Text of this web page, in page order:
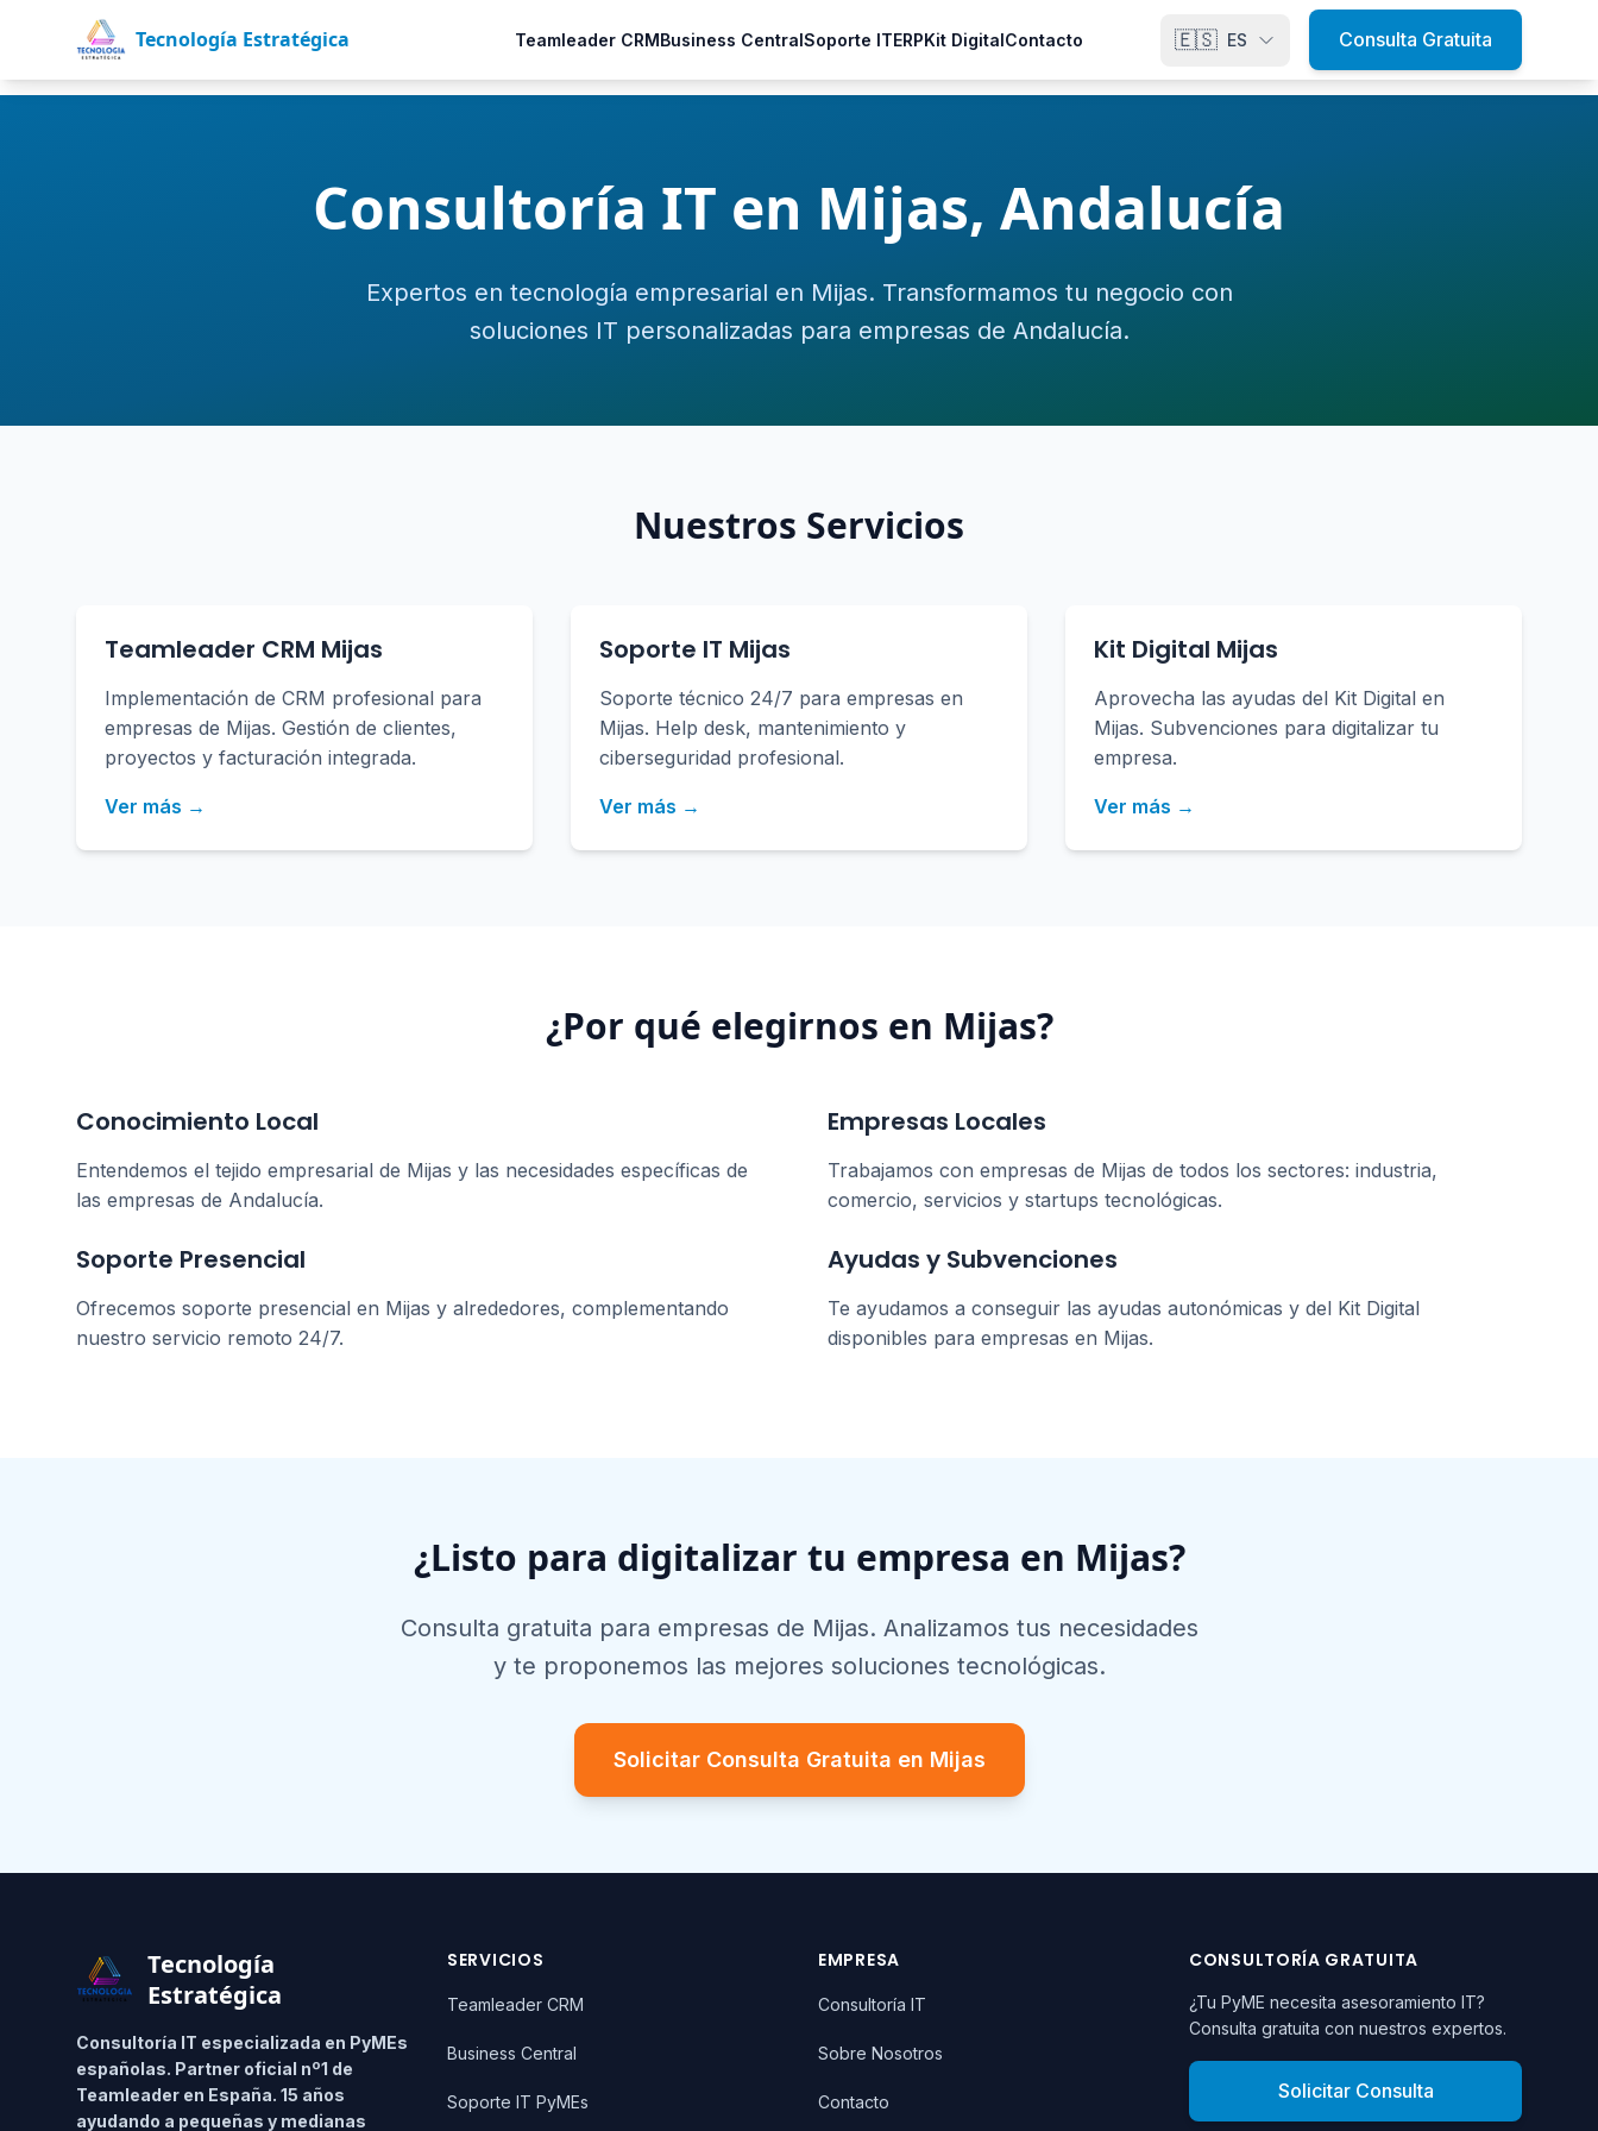
Tecnología Estratégica Teamleader CRMBusiness CentralSoporte ITERPKit DigitalContacto 🇪🇸 ES Consulta Gratuita
Consultoría IT en Mijas, Andalucía
Expertos en tecnología empresarial en Mijas. Transformamos tu negocio con
soluciones IT personalizadas para empresas de Andalucía.
Nuestros Servicios
Teamleader CRM Mijas
Implementación de CRM profesional para
empresas de Mijas. Gestión de clientes,
proyectos y facturación integrada.
Ver más →
Soporte IT Mijas
Soporte técnico 24/7 para empresas en
Mijas. Help desk, mantenimiento y
ciberseguridad profesional.
Ver más →
Kit Digital Mijas
Aprovecha las ayudas del Kit Digital en
Mijas. Subvenciones para digitalizar tu
empresa.
Ver más →
¿Por qué elegirnos en Mijas?
Conocimiento Local
Entendemos el tejido empresarial de Mijas y las necesidades específicas de
las empresas de Andalucía.
Soporte Presencial
Ofrecemos soporte presencial en Mijas y alrededores, complementando
nuestro servicio remoto 24/7.
Empresas Locales
Trabajamos con empresas de Mijas de todos los sectores: industria,
comercio, servicios y startups tecnológicas.
Ayudas y Subvenciones
Te ayudamos a conseguir las ayudas autonómicas y del Kit Digital
disponibles para empresas en Mijas.
¿Listo para digitalizar tu empresa en Mijas?
Consulta gratuita para empresas de Mijas. Analizamos tus necesidades
y te proponemos las mejores soluciones tecnológicas.
Solicitar Consulta Gratuita en Mijas
Tecnología
Estratégica
Consultoría IT especializada en PyMEs
españolas. Partner oficial nº1 de
Teamleader en España. 15 años
ayudando a pequeñas y medianas
SERVICIOS
Teamleader CRM
Business Central
Soporte IT PyMEs
EMPRESA
Consultoría IT
Sobre Nosotros
Contacto
CONSULTORÍA GRATUITA
¿Tu PyME necesita asesoramiento IT?
Consulta gratuita con nuestros expertos.
Solicitar Consulta